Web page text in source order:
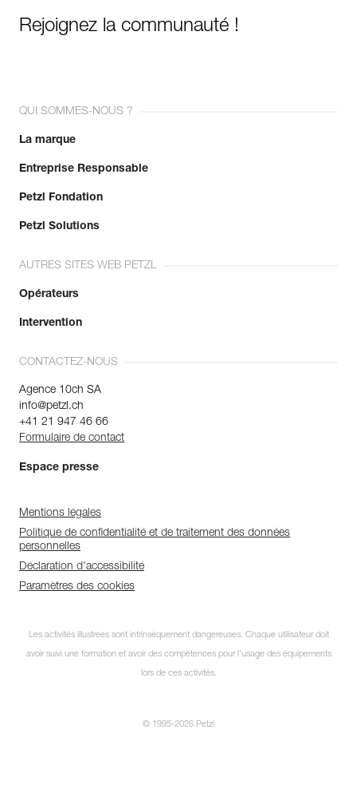
Rejoignez la communauté !
QUI SOMMES-NOUS ?
La marque
Entreprise Responsable
Petzl Fondation
Petzl Solutions
AUTRES SITES WEB PETZL
Opérateurs
Intervention
CONTACTEZ-NOUS
Agence 10ch SA
info@petzl.ch
+41 21 947 46 66
Formulaire de contact
Espace presse
Mentions légales
Politique de confidentialité et de traitement des données
personnelles
Déclaration d'accessibilité
Paramètres des cookies
Les activités illustrées sont intrinsèquement dangereuses. Chaque utilisateur doit
avoir suivi une formation et avoir des compétences pour l’usage des équipements
lors de ces activités.
© 1995-2026 Petzl